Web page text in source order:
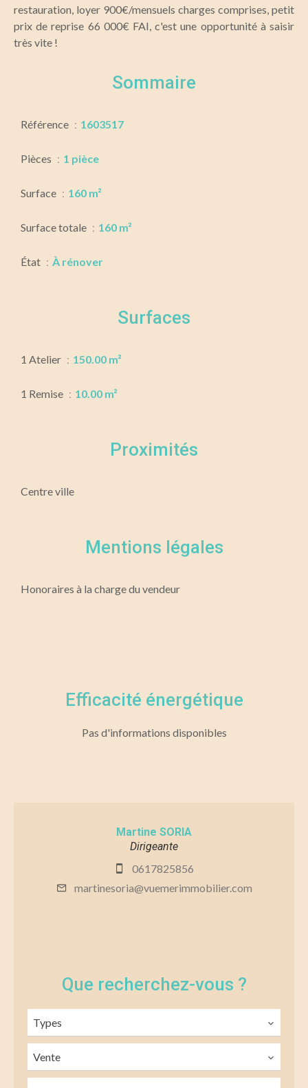
restauration, loyer 900€/mensuels charges comprises, petit
prix de reprise 66 000€ FAI, c'est une opportunité à saisir
très vite !
Sommaire
Référence 1603517
Pièces 1 pièce
Surface 160 m²
Surface totale 160 m²
État À rénover
Surfaces
1 Atelier 150.00 m²
1 Remise 10.00 m²
Proximités
Centre ville
Mentions légales
Honoraires à la charge du vendeur
Efficacité énergétique
Pas d'informations disponibles
Martine SORIA
Dirigeante
0617825856
martinesoria@vuemerimmobilier.com
Que recherchez-vous ?
Types
Vente